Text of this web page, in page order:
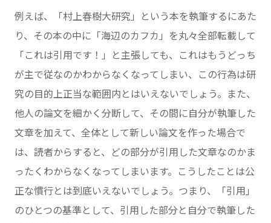
例えば、「村上春樹大研究」という本を執筆するにあた
り、その本の中に「海辺のカフカ」を丸々全部転載して
「これは引用です！」と主張しても、これはもうどっち
が主で従なのかわからなくなってしまい、この行為は研
究の目的上正当な範囲内とはいえないでしょう。また、
他人の論文を細かく分断して、その間に自分が執筆した
文章を加えて、全体として新しい論文を作った場合で
は、読者からすると、どの部分が引用した文章なのかま
ったくわからなくなってしまいます。こうしたことは公
正な慣行とは到底いえないでしょう。つまり、「引用」
のひとつの基準として、引用した部分と自分で執筆した